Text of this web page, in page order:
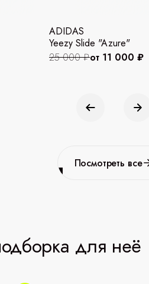
ADIDAS
Yeezy Slide "Azure"
25 000 ₽от 11 000 ₽
Посмотреть все
для неё